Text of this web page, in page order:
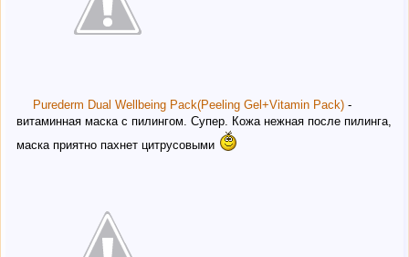
Purederm Dual Wellbeing Pack(Peeling Gel+Vitamin Pack) -
витаминная маска с пилингом. Супер. Кожа нежная после пилинга,
маска приятно пахнет цитрусовыми